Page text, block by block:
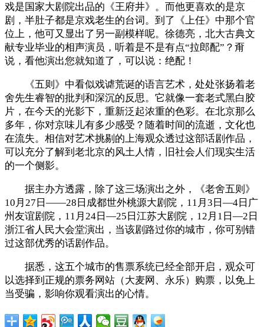
戏是国家大剧院出品的《王府井》。而他更喜欢的是京
剧，半肚子都是京戏老生的台词。到了《上任》中那个官
位上，他可又显出了另一副模样呢。徐德亮，北大古典文
献专业毕业的相声演员，听着是不是有点“拉郎配”？甭
说，看他演出您就知道了，可以说：绝配！
《五则》中看似戏谑荒诞的语言艺术，处处张扬着老
舍先生睿智的批判和深沉的反思。它就像一套老式黑白胶
片，在今天的光影下，重新泛起浓重的色彩。在北京那么
多年，你对京味儿有多少感受？随着时间的流逝，文化也
在流失。相信对艺术挑剔的上海观众透过这部话剧作品，
可以充分了解到老北京的风土人情，旧社会人们现实生活
的一个侧影。
据主办方透露，除了这三场演出之外，《老舍五则》
10月27日——28日成都世外桃源大剧院，11月3日—4日广
州友谊剧院，11月24日—25日江苏大剧院，12月1日—2日
浙江省人民大会堂演出，当该剧路过你的城市，你可别错
过这部优秀的话剧作品。
据悉，这五个城市的售票系统已经全部开启，观众可
以选择到正规的票务网站（大麦网、永乐）购票，以免上
当受骗，影响你观看演出的心情。